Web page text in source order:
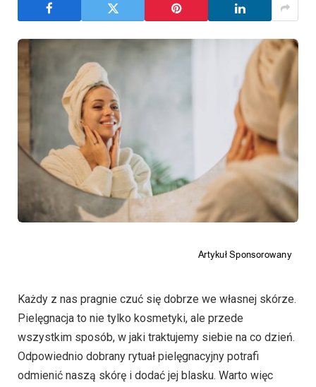
Każdy z nas pragnie czuć się dobrze we własnej skórze.
Pielęgnacja to nie tylko kosmetyki, ale przede
wszystkim sposób, w jaki traktujemy siebie na co dzień.
Odpowiednio dobrany rytuał pielęgnacyjny potrafi
odmienić naszą skórę i dodać jej blasku. Warto więc